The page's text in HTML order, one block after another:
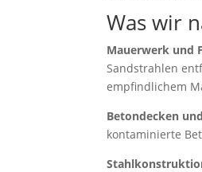
Was wir
Mauerwerk und
Sandstrahlen
empfindlichem
Betondecken
kontaminierte